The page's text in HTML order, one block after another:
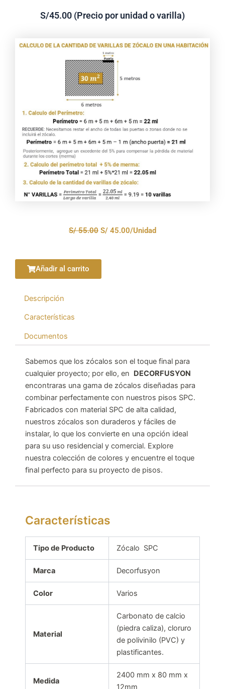
S/45.00 (Precio por unidad o varilla)
S/55.00 El
S/ 55.00.
S/ 45.00El
/Unidad
Añadir al carrito
Descripción
Características
Documentos
Sabemos que los zócalos son el toque final para
cualquier proyecto; por ello, en DECORFUSYON
encontraras una gama de zócalos diseñadas para
combinar perfectamente con nuestros pisos SPC.
Fabricados con material SPC de alta calidad,
nuestros zócalos son duraderos y fáciles de
instalar, lo que los convierte en una opción ideal
para su uso residencial y comercial. Explore
nuestra colección de colores y encuentre el toque
final perfecto para su proyecto de pisos.
Características
Tipo de Producto Zócalo SPC
Marca Decorfusyon
Color Varios
Material
Carbonato de calcio
(piedra caliza), cloruro
de polivinilo (PVC) y
plastificantes.
Medida
2400 mm x 80 mm x
12mm